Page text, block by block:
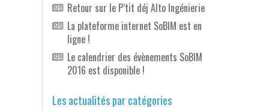
Retour sur le P’tit déj Alto Ingénierie
La plateforme internet SoBIM est en
ligne !
Le calendrier des évènements SoBIM
2016 est disponible !
Les actualités par catégories